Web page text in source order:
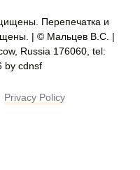
Перепечатка и
| © Мальцев В.С. |
Russia 176060, tel:
by cdnsf
Privacy Policy